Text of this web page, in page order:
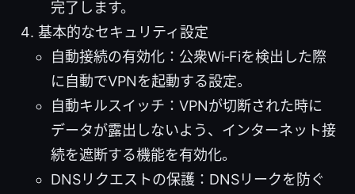
完了します。
基本的なセキュリティ設定
自動接続の有効化：公衆Wi‑Fiを検出した際
に自動でVPNを起動する設定。
自動キルスイッチ：VPNが切断された時に
データが露出しないよう、インターネット接
続を遮断する機能を有効化。
DNSリクエストの保護：DNSリークを防ぐ